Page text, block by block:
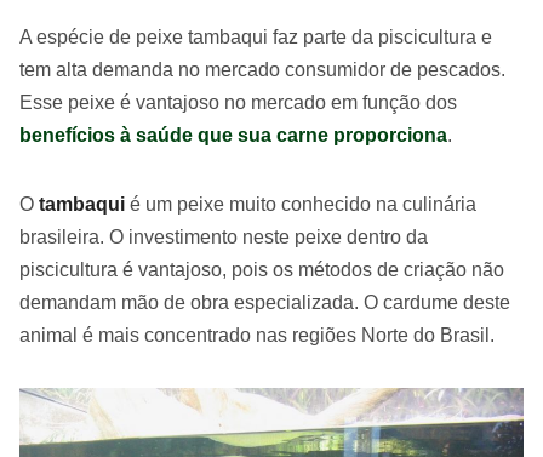
A espécie de peixe tambaqui faz parte da piscicultura e
tem alta demanda no mercado consumidor de pescados.
Esse peixe é vantajoso no mercado em função dos
benefícios à saúde que sua carne proporciona.
O tambaqui é um peixe muito conhecido na culinária
brasileira. O investimento neste peixe dentro da
piscicultura é vantajoso, pois os métodos de criação não
demandam mão de obra especializada. O cardume deste
animal é mais concentrado nas regiões Norte do Brasil.